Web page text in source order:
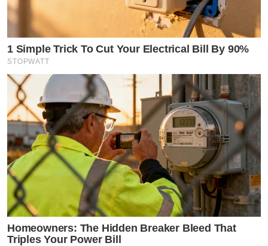
1 Simple Trick To Cut Your Electrical Bill By 90%
STOPWATT
Homeowners: The Hidden Breaker Bleed That
Triples Your Power Bill